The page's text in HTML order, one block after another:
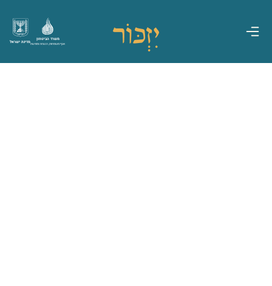
מדינת ישראל
משרד הביטחון
אגף משפחות, הנצחה ומורשת